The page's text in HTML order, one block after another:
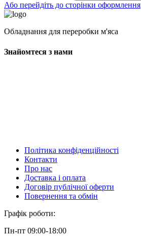
Або перейдіть до сторінки оформлення
Обладнання для переробки м'яса
Знайомтеся з нами
Політика конфіденційності
Контакти
Про нас
Доставка і оплата
Договір публічної оферти
Повернення та обмін
Графік роботи:
Пн-пт 09:00-18:00